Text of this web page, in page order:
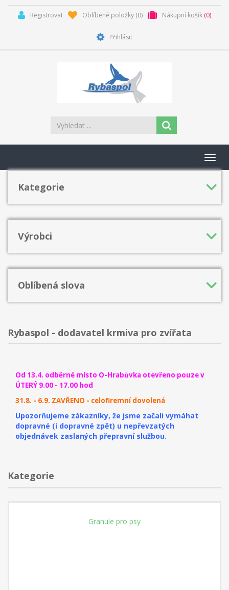
Registrovat Oblíbené položky (0) Nákupní košík (0)
Přihlásit
Kategorie
Výrobci
Oblíbená slova
Rybaspol - dodavatel krmiva pro zvířata
Od 13.4. odběrné místo O-Hrabůvka otevřeno pouzev
ÚTERÝ 9.00 - 17.00 hod
31.8. - 6.9. ZAVŘENO - celofiremní dovolená
Upozorňujeme zákazníky, že jsme začali vymáhat
dopravné (i dopravné zpět) u nepřevzatých
objednávek zaslaných přepravní službou.
Kategorie
Granule pro psy